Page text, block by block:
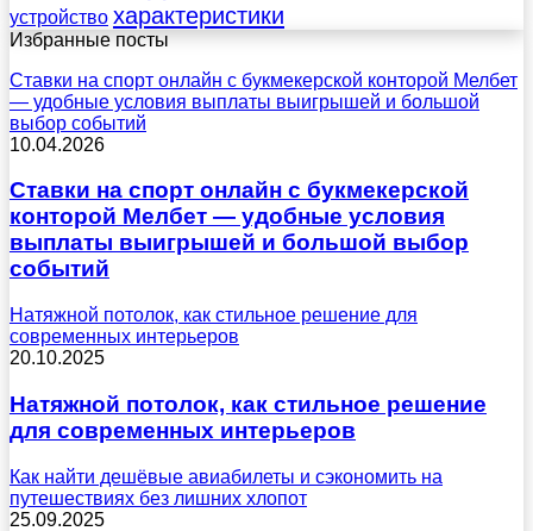
устройство характеристики
Избранные посты
Ставки на спорт онлайн с букмекерской конторой Мелбет
— удобные условия выплаты выигрышей и большой
выбор событий
10.04.2026
Ставки на спорт онлайн с букмекерской
конторой Мелбет — удобные условия
выплаты выигрышей и большой выбор
событий
Натяжной потолок, как стильное решение для
современных интерьеров
20.10.2025
Натяжной потолок, как стильное решение
для современных интерьеров
Как найти дешёвые авиабилеты и сэкономить на
путешествиях без лишних хлопот
25.09.2025